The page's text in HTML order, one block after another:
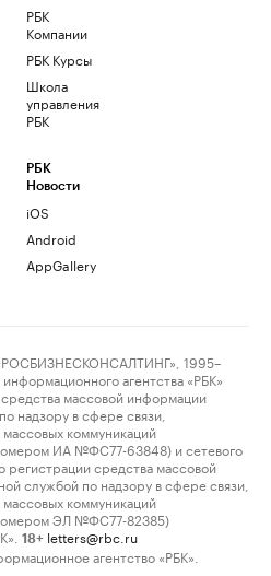
РБК
Компании
РБК Курсы
Школа
управления
РБК
РБК
Новости
iOS
Android
AppGallery
1995–
агентства «РБК»
массовой информации
надзору в сфере связи,
коммуникаций
ИА №ФС77-63848) и сетевого
регистрации средства массовой
службой по надзору в сфере связи,
коммуникаций
ЭЛ №ФС77-82385)
18+ letters@rbc.ru
агентство «РБК».